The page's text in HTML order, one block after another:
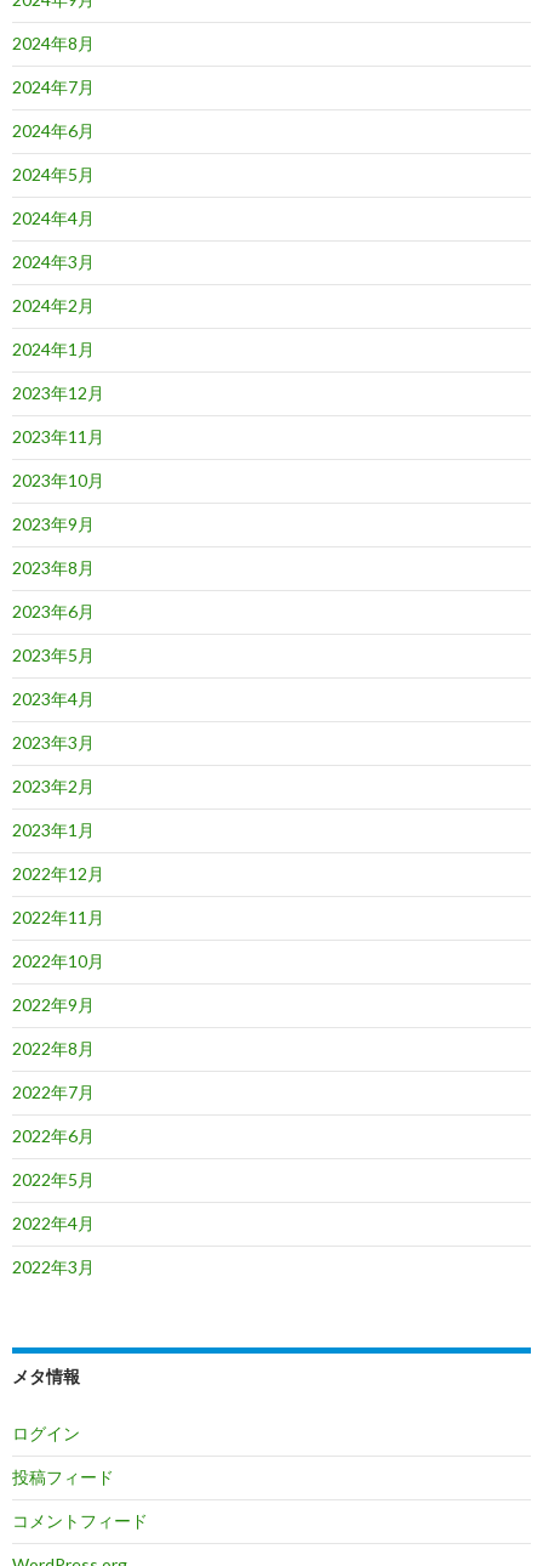
2024年8月
2024年7月
2024年6月
2024年5月
2024年4月
2024年3月
2024年2月
2024年1月
2023年12月
2023年11月
2023年10月
2023年9月
2023年8月
2023年6月
2023年5月
2023年4月
2023年3月
2023年2月
2023年1月
2022年12月
2022年11月
2022年10月
2022年9月
2022年8月
2022年7月
2022年6月
2022年5月
2022年4月
2022年3月
メタ情報
ログイン
投稿フィード
コメントフィード